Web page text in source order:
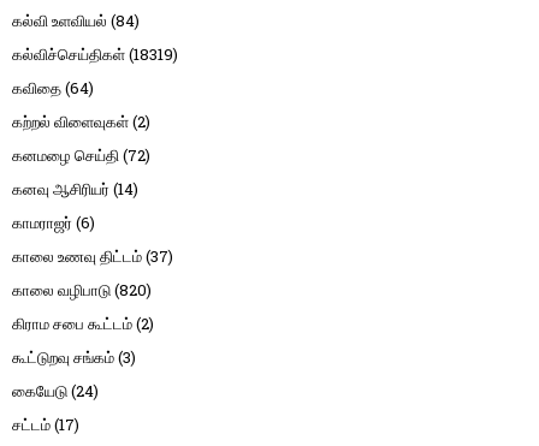
கல்வி உளவியல் (84)
கல்விச்செய்திகள்(18319)
கவிதை(64)
கற்றல் விளைவுகள்(2)
கனமழை செய்தி(72)
கனவு ஆசிரியர் (14)
காமராஜர் (6)
காலை உணவு திட்டம்(37)
காலை வழிபாடு(820)
கிராம சபை கூட்டம்(2)
கூட்டுறவு சங்கம்(3)
கையேடு(24)
சட்டம்(17)